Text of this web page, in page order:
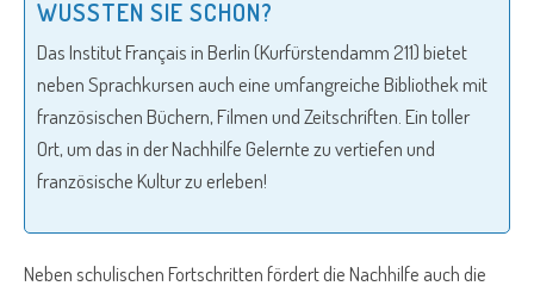
WUSSTEN SIE SCHON?
Das Institut Français in Berlin (Kurfürstendamm 211) bietet
neben Sprachkursen auch eine umfangreiche Bibliothek mit
französischen Büchern, Filmen und Zeitschriften. Ein toller
Ort, um das in der Nachhilfe Gelernte zu vertiefen und
französische Kultur zu erleben!
Neben schulischen Fortschritten fördert die Nachhilfe auch die